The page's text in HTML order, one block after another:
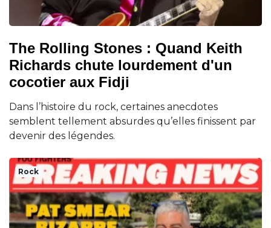
The Rolling Stones : Quand Keith
Richards chute lourdement d'un
cocotier aux Fidji
Dans l’histoire du rock, certaines anecdotes
semblent tellement absurdes qu’elles finissent par
devenir des légendes.
Rock